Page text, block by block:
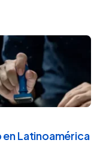
en Latinoamérica